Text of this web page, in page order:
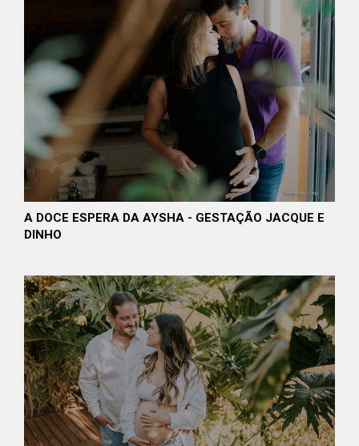
A DOCE ESPERA DA AYSHA - GESTAÇÃO JACQUE E
DINHO